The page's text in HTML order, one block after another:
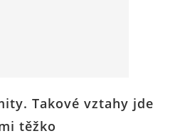
Takové vztahy jde
těžko